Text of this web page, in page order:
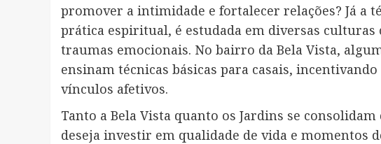
promover a intimidade e fortalecer relações? Já a
prática espiritual, é estudada em diversas
traumas emocionais. No bairro da Bela Vista,
ensinam técnicas básicas para casais,
vínculos afetivos.
Tanto a Bela Vista quanto os Jardins se
deseja investir em qualidade de vida e momentos